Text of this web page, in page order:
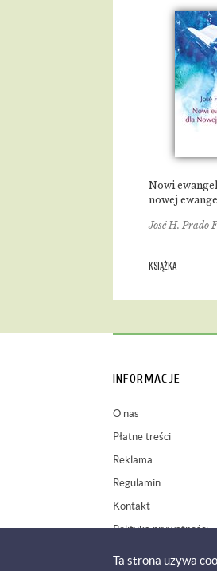
Nowi
nowej
José H. Prado
KSIĄŻKA
INFORMACJE
O nas
Płatne treści
Reklama
Regulamin
Kontakt
Polityka prywatności
Ta strona używa